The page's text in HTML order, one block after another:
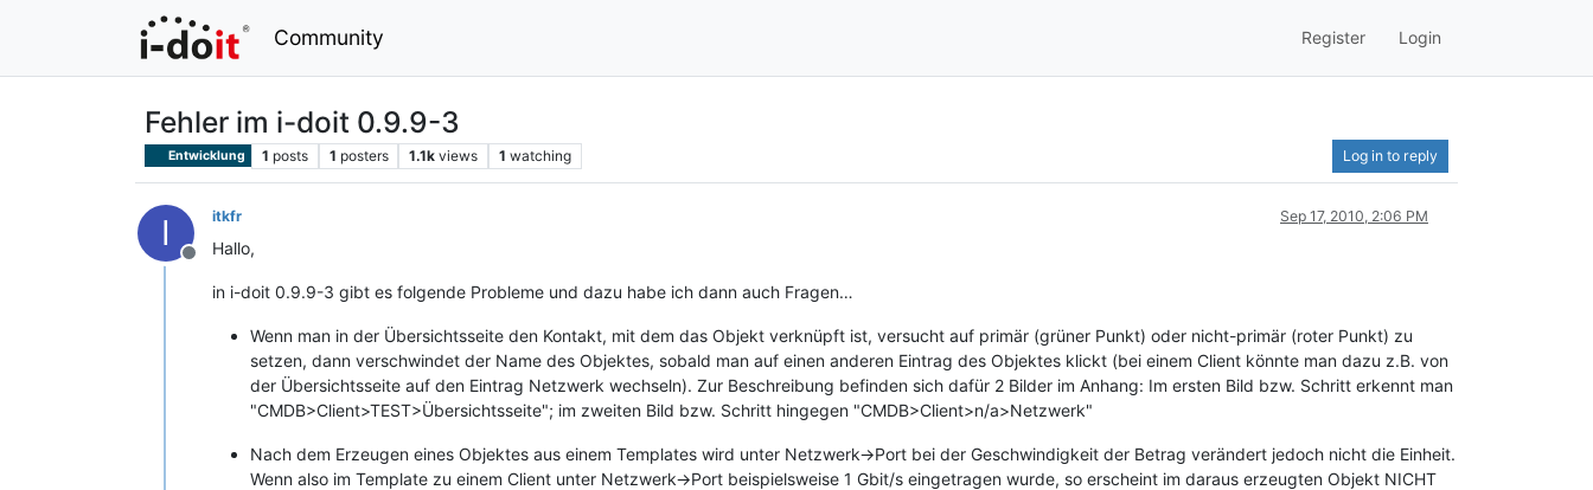
Community Register Login
Fehler im i-doit 0.9.9-3
Entwicklung 1 posts 1 posters 1.1k views 1 watching Log in to reply
I
Offline
itkfr Sep 17, 2010, 2:06 PM
Hallo,
in i-doit 0.9.9-3 gibt es folgende Probleme und dazu habe ich dann auch Fragen…
Wenn man in der Übersichtsseite den Kontakt, mit dem das Objekt verknüpft ist, versucht auf primär (grüner Punkt) oder nicht-primär (roter Punkt) zu
setzen, dann verschwindet der Name des Objektes, sobald man auf einen anderen Eintrag des Objektes klickt (bei einem Client könnte man dazu z.B. von
der Übersichtsseite auf den Eintrag Netzwerk wechseln). Zur Beschreibung befinden sich dafür 2 Bilder im Anhang: Im ersten Bild bzw. Schritt erkennt man
"CMDB>Client>TEST>Übersichtsseite"; im zweiten Bild bzw. Schritt hingegen "CMDB>Client>n/a>Netzwerk"
Nach dem Erzeugen eines Objektes aus einem Templates wird unter Netzwerk->Port bei der Geschwindigkeit der Betrag verändert jedoch nicht die Einheit.
Wenn also im Template zu einem Client unter Netzwerk->Port beispielsweise 1 Gbit/s eingetragen wurde, so erscheint im daraus erzeugten Objekt NICHT